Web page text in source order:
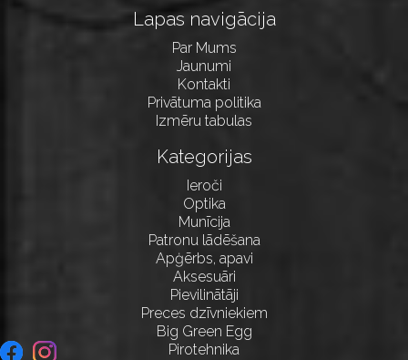
Lapas navigācija
Par Mums
Jaunumi
Kontakti
Privātuma politika
Izmēru tabulas
Kategorijas
Ieroči
Optika
Munīcija
Patronu lādēšana
Apģērbs, apavi
Aksesuāri
Pievilinātāji
Preces dzīvniekiem
Big Green Egg
Pirotehnika